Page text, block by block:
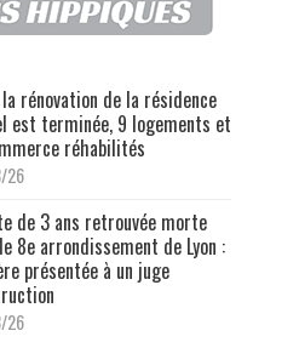
la rénovation de la résidence
est terminée, 9 logements et
réhabilités
26
de 3 ans retrouvée morte
8e arrondissement de Lyon :
présentée à un juge
26